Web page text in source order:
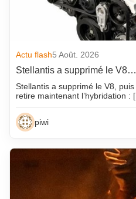
Actu flash5 Août. 2026
Stellantis a supprimé le V8…
Stellantis a supprimé le V8,
retire maintenant l’hybridation :
piwi